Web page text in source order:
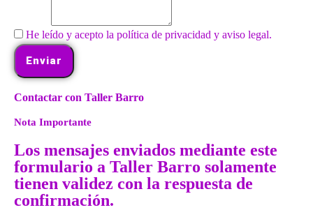
He leído y acepto la política de privacidad y aviso legal.
Enviar
Contactar con Taller Barro
Nota Importante
Los mensajes enviados mediante este
formulario a Taller Barro solamente
tienen validez con la respuesta de
confirmación.